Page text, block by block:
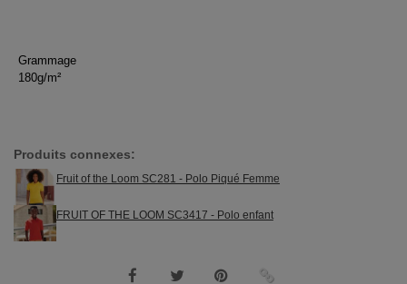
Grammage
180g/m²
Produits connexes:
Fruit of the Loom SC281 - Polo Piqué Femme
FRUIT OF THE LOOM SC3417 - Polo enfant